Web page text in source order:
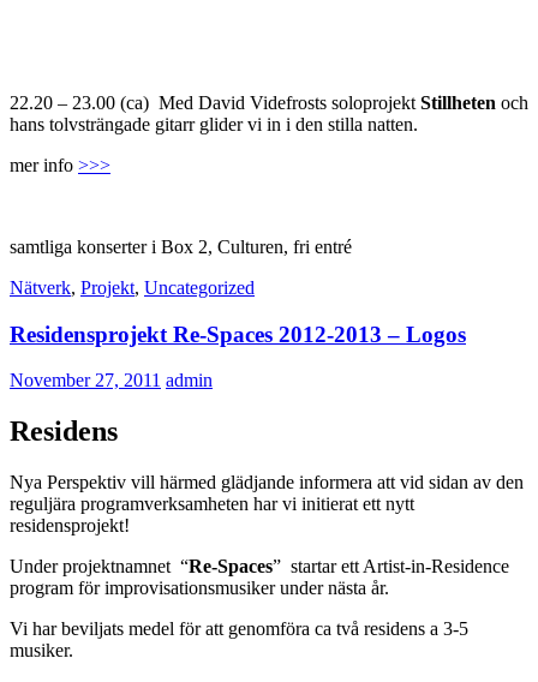
22.20 – 23.00 (ca) Med David Videfrosts soloprojekt Stillheten och
hans tolvsträngade gitarr glider vi in i den stilla natten.
mer info >>>
samtliga konserter i Box 2, Culturen, fri entré
Nätverk, Projekt, Uncategorized
Residensprojekt Re-Spaces 2012-2013 – Logos
November 27, 2011 admin
Residens
Nya Perspektiv vill härmed glädjande informera att vid sidan av den
reguljära programverksamheten har vi initierat ett nytt
residensprojekt!
Under projektnamnet “Re-Spaces” startar ett Artist-in-Residence
program för improvisationsmusiker under nästa år.
Vi har beviljats medel för att genomföra ca två residens a 3-5
musiker.